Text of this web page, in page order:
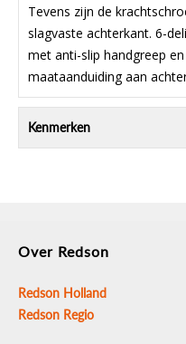
Tevens zijn de
slagvaste achterkant. 6-
met anti-slip handgreep
maataanduiding aan
Kenmerken
Over Redson
Redson Holland
Redson Regio